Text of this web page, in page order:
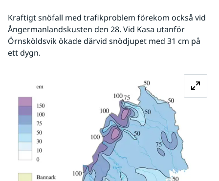
Kraftigt snöfall med trafikproblem förekom också vid
Ångermanlandskusten den 28. Vid Kasa utanför
Örnsköldsvik ökade därvid snödjupet med 31 cm på
ett dygn.